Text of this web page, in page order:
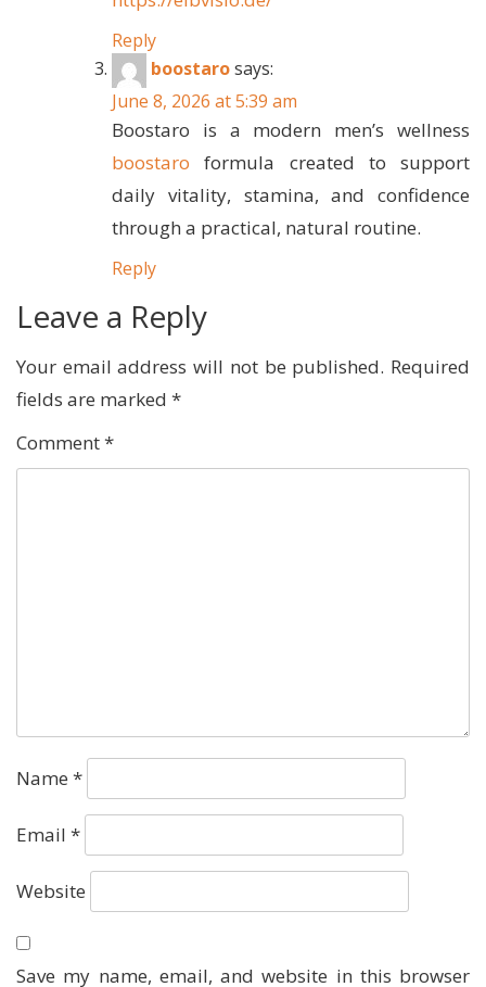
Reply
boostarosays:
June 8, 2026 at 5:39 am
Boostaro is a modern men’s wellness
boostaro formula created to support
daily vitality, stamina, and confidence
through a practical, natural routine.
Reply
Leave a Reply
Your email address will not be published. Required
fields are marked *
Comment*
Name *
Email *
Website
Save my name, email, and website in this browser